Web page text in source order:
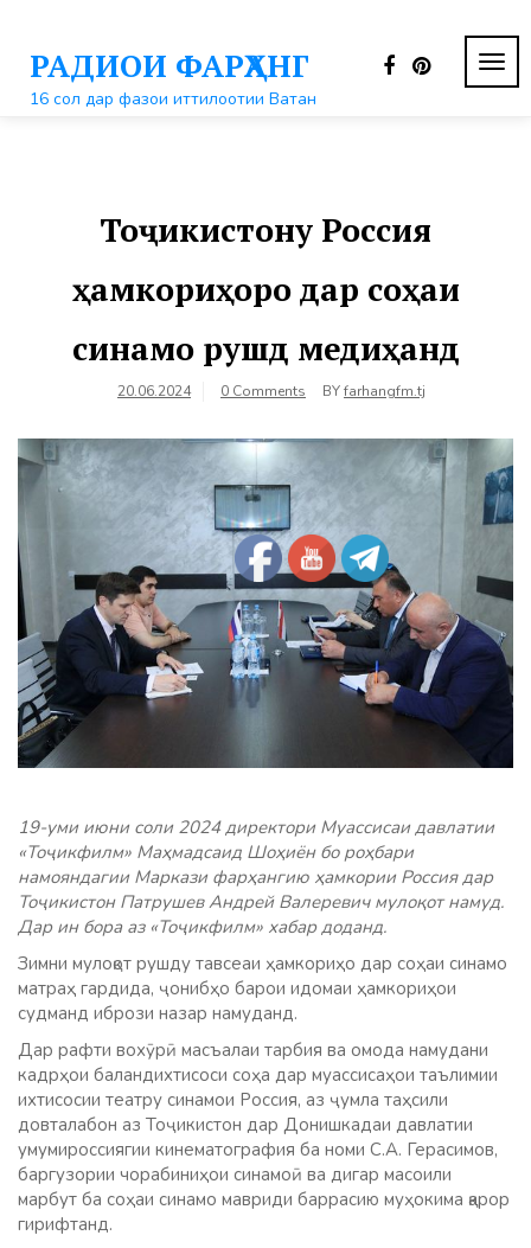
контентуРАДИОИ ФАРҲАНГ
16 сол дар фазои иттилоотии Ватан
Тоҷикистону Россия
ҳамкориҳоро дар соҳаи
синамо рушд медиҳанд
20.06.2024 0 Comments BYfarhangfm.tj
19-уми июни соли 2024 директори Муассисаи давлатии
«Тоҷикфилм» Маҳмадсаид Шоҳиён бо роҳбари
намояндагии Маркази фарҳангию ҳамкории Россия дар
Тоҷикистон Патрушев Андрей Валеревич мулоқот намуд.
Дар ин бора аз «Тоҷикфилм» хабар доданд.
Зимни мулоқот рушду тавсеаи ҳамкориҳо дар соҳаи синамо
матраҳ гардида, ҷонибҳо барои идомаи ҳамкориҳои
судманд ибрози назар намуданд.
Дар рафти вохӯрӣ масъалаи тарбия ва омода намудани
кадрҳои баландихтисоси соҳа дар муассисаҳои таълимии
ихтисосии театру синамои Россия, аз ҷумла таҳсили
довталабон аз Тоҷикистон дар Донишкадаи давлатии
умумироссиягии кинематография ба номи С.А. Герасимов,
баргузории чорабиниҳои синамоӣ ва дигар масоили
марбут ба соҳаи синамо мавриди баррасию муҳокима қарор
гирифтанд.